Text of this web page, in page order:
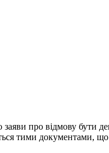
про відмову бути
тими документами,